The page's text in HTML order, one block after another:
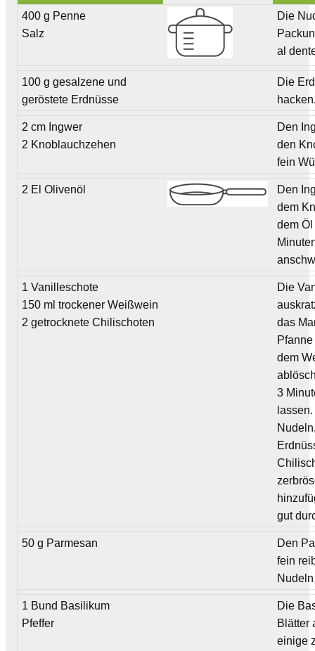
400 g Penne
Salz
Die
al
100 g gesalzene und
geröstete Erdnüsse
Die
2 cm Ingwer
2 Knoblauchzehen
Den
den
fein
2 El Olivenöl
Den
dem
dem
1 Vanilleschote
150 ml trockener Weißwein
2 getrocknete Chilischoten
Die
das
dem
3
gut
50 g Parmesan
Den
fein
1 Bund Basilikum
Pfeffer
Die
Blätter
einige